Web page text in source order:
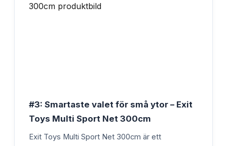
#3: Smartaste valet för små ytor – Exit
Toys Multi Sport Net 300cm
Exit Toys Multi Sport Net 300cm är ett